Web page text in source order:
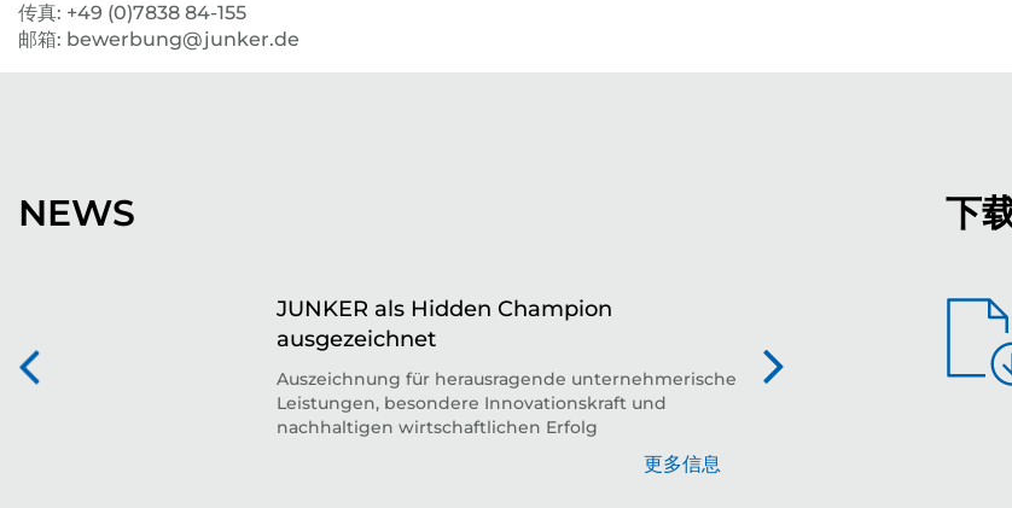
传真: +49 (0)7838 84-155
邮箱: bewerbung@junker.de
NEWS
JUNKER als Hidden Champion
ausgezeichnet
Auszeichnung für herausragende unternehmerische
Leistungen, besondere Innovationskraft und
nachhaltigen wirtschaftlichen Erfolg
更多信息
下